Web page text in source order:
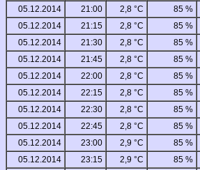
05.12.2014
21:00 2,8 °C 85 %
05.12.2014
21:15 2,8 °C 85 %
05.12.2014
21:30 2,8 °C 85 %
05.12.2014
21:45 2,8 °C 85 %
05.12.2014
22:00 2,8 °C 85 %
05.12.2014
22:15 2,8 °C 85 %
05.12.2014
22:30 2,8 °C 85 %
05.12.2014
22:45 2,8 °C 85 %
05.12.2014
23:00 2,9 °C 85 %
05.12.2014
23:15 2,9 °C 85 %